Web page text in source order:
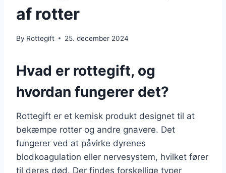
af rotter
By Rottegift 25. december 2024
Hvad er rottegift, og
hvordan fungerer det?
Rottegift er et kemisk produkt designet til at
bekæmpe rotter og andre gnavere. Det
fungerer ved at påvirke dyrenes
blodkoagulation eller nervesystem, hvilket fører
til deres død. Der findes forskellige typer